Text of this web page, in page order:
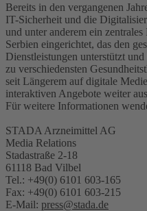
Bereits in den vergangenen
IT-Sicherheit und die
und unter anderem ein
Serbien eingerichtet, das den
Dienstleistungen unterstützt
zu verschiedensten
seit Längerem auf digitale
interaktiven Angebote weiter
Für weitere Informationen
STADA Arzneimittel AG
Media Relations
Stadastraße 2-18
61118 Bad Vilbel
Tel.: +49(0) 6101 603-165
Fax: +49(0) 6101 603-215
E-Mail: press@stada.de